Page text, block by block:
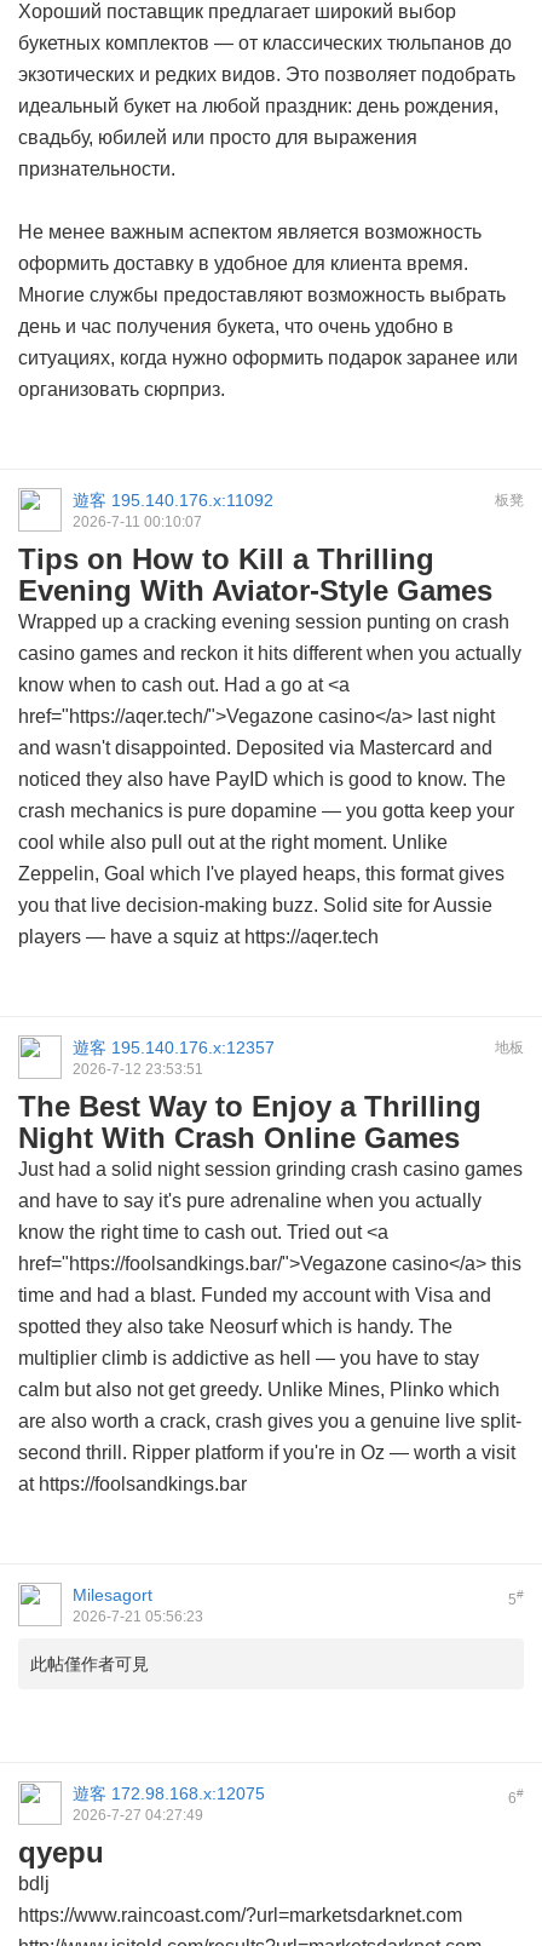
Хороший поставщик предлагает широкий выбор
букетных комплектов — от классических тюльпанов до
экзотических и редких видов. Это позволяет подобрать
идеальный букет на любой праздник: день рождения,
свадьбу, юбилей или просто для выражения
признательности.
Не менее важным аспектом является возможность
оформить доставку в удобное для клиента время.
Многие службы предоставляют возможность выбрать
день и час получения букета, что очень удобно в
ситуациях, когда нужно оформить подарок заранее или
организовать сюрприз.
板凳
遊客 195.140.176.x:11092
2026-7-11 00:10:07
Tips on How to Kill a Thrilling
Evening With Aviator-Style Games
Wrapped up a cracking evening session punting on crash
casino games and reckon it hits different when you actually
know when to cash out. Had a go at <a
href="https://aqer.tech/">Vegazone casino</a> last night
and wasn't disappointed. Deposited via Mastercard and
noticed they also have PayID which is good to know. The
crash mechanics is pure dopamine — you gotta keep your
cool while also pull out at the right moment. Unlike
Zeppelin, Goal which I've played heaps, this format gives
you that live decision-making buzz. Solid site for Aussie
players — have a squiz at https://aqer.tech
地板
遊客 195.140.176.x:12357
2026-7-12 23:53:51
The Best Way to Enjoy a Thrilling
Night With Crash Online Games
Just had a solid night session grinding crash casino games
and have to say it's pure adrenaline when you actually
know the right time to cash out. Tried out <a
href="https://foolsandkings.bar/">Vegazone casino</a> this
time and had a blast. Funded my account with Visa and
spotted they also take Neosurf which is handy. The
multiplier climb is addictive as hell — you have to stay
calm but also not get greedy. Unlike Mines, Plinko which
are also worth a crack, crash gives you a genuine live split-
second thrill. Ripper platform if you're in Oz — worth a visit
at https://foolsandkings.bar
5#
Milesagort
2026-7-21 05:56:23
此帖僅作者可見
6#
遊客 172.98.168.x:12075
2026-7-27 04:27:49
qyepu
bdlj
https://www.raincoast.com/?url=marketsdarknet.com